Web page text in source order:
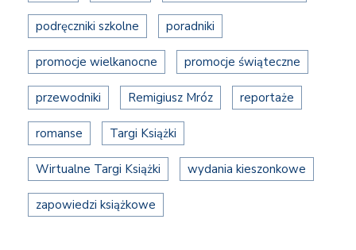
podręczniki szkolne poradniki
promocje wielkanocne promocje świąteczne
przewodniki Remigiusz Mróz reportaże
romanse Targi Książki
Wirtualne Targi Książki wydania kieszonkowe
zapowiedzi książkowe